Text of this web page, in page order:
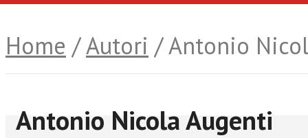
Home /Autori / Antonio
Antonio Nicola Augenti